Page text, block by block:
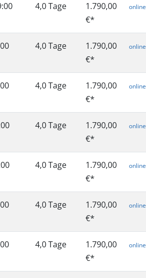
4,0 Tage
1.790,00
€*
online
4,0 Tage
1.790,00
€*
online
4,0 Tage
1.790,00
€*
online
4,0 Tage
1.790,00
€*
online
4,0 Tage
1.790,00
€*
online
4,0 Tage
1.790,00
€*
online
4,0 Tage
1.790,00
€*
online